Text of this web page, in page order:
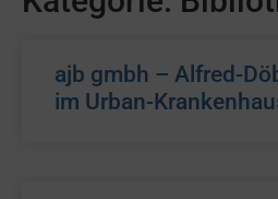
ajb gmbh – Alfred-
im Urban-